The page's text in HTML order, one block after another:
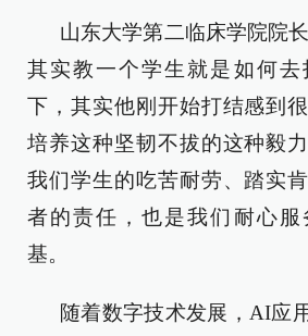
山东大学第二临床学院院
其实教一个学生就是如何
下，其实他刚开始打结感到
培养这种坚韧不拔的这种毅
我们学生的吃苦耐劳、踏实
者的责任，也是我们耐心服
基。
随着数字技术发展，AI应